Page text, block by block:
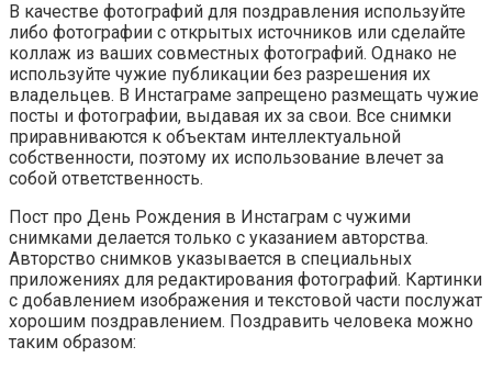
В качестве фотографий для поздравления используйте
либо фотографии с открытых источников или сделайте
коллаж из ваших совместных фотографий. Однако не
используйте чужие публикации без разрешения их
владельцев. В Инстаграме запрещено размещать чужие
посты и фотографии, выдавая их за свои. Все снимки
приравниваются к объектам интеллектуальной
собственности, поэтому их использование влечет за
собой ответственность.
Пост про День Рождения в Инстаграм с чужими
снимками делается только с указанием авторства.
Авторство снимков указывается в специальных
приложениях для редактирования фотографий. Картинки
с добавлением изображения и текстовой части послужат
хорошим поздравлением. Поздравить человека можно
таким образом: